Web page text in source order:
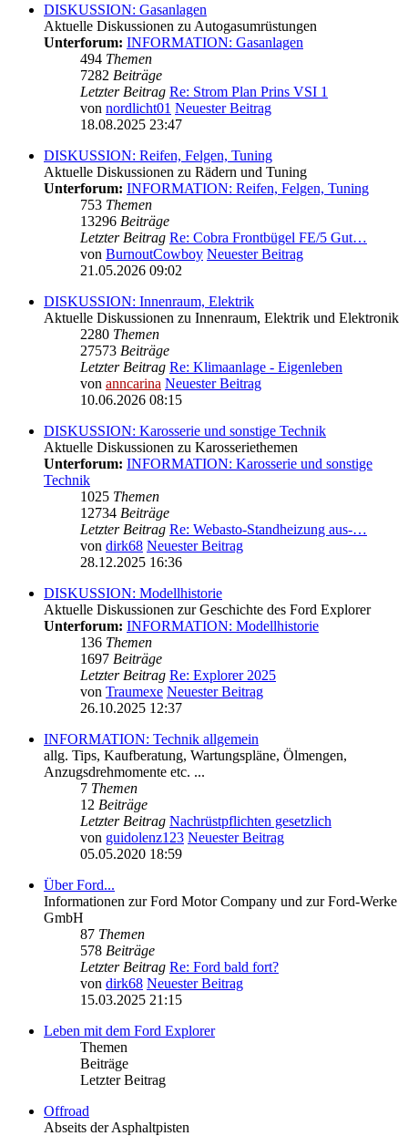
DISKUSSION: Gasanlagen
Aktuelle Diskussionen zu Autogasumrüstungen
Unterforum: INFORMATION: Gasanlagen
494 Themen
7282 Beiträge
Letzter Beitrag Re: Strom Plan Prins VSI 1
von nordlicht01 Neuester Beitrag
18.08.2025 23:47
DISKUSSION: Reifen, Felgen, Tuning
Aktuelle Diskussionen zu Rädern und Tuning
Unterforum: INFORMATION: Reifen, Felgen, Tuning
753 Themen
13296 Beiträge
Letzter Beitrag Re: Cobra Frontbügel FE/5 Gut…
von BurnoutCowboy Neuester Beitrag
21.05.2026 09:02
DISKUSSION: Innenraum, Elektrik
Aktuelle Diskussionen zu Innenraum, Elektrik und Elektronik
2280 Themen
27573 Beiträge
Letzter Beitrag Re: Klimaanlage - Eigenleben
von anncarina Neuester Beitrag
10.06.2026 08:15
DISKUSSION: Karosserie und sonstige Technik
Aktuelle Diskussionen zu Karosseriethemen
Unterforum: INFORMATION: Karosserie und sonstige
Technik
1025 Themen
12734 Beiträge
Letzter Beitrag Re: Webasto-Standheizung aus-…
von dirk68 Neuester Beitrag
28.12.2025 16:36
DISKUSSION: Modellhistorie
Aktuelle Diskussionen zur Geschichte des Ford Explorer
Unterforum: INFORMATION: Modellhistorie
136 Themen
1697 Beiträge
Letzter Beitrag Re: Explorer 2025
von Traumexe Neuester Beitrag
26.10.2025 12:37
INFORMATION: Technik allgemein
allg. Tips, Kaufberatung, Wartungspläne, Ölmengen,
Anzugsdrehmomente etc. ...
7 Themen
12 Beiträge
Letzter Beitrag Nachrüstpflichten gesetzlich
von guidolenz123 Neuester Beitrag
05.05.2020 18:59
Über Ford...
Informationen zur Ford Motor Company und zur Ford-Werke
GmbH
87 Themen
578 Beiträge
Letzter Beitrag Re: Ford bald fort?
von dirk68 Neuester Beitrag
15.03.2025 21:15
Leben mit dem Ford Explorer
Themen
Beiträge
Letzter Beitrag
Offroad
Abseits der Asphaltpisten